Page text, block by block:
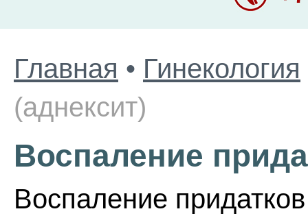
Главная • Гинекология
(аднексит)
Воспаление
Воспаление